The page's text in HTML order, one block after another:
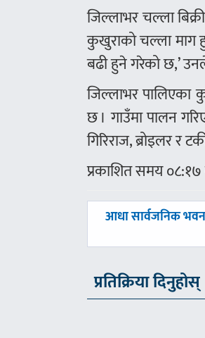
जिल्लाभर चल्ला
कुखुराको चल्ला माग
बढी हुने गरेको छ,’
जिल्लाभर पालिएका
छ । गाउँमा पालन
गिरिराज, ब्रोइलर र
प्रकाशित समय
पछिल्लाे
आधा सार्वजनिक
प्रतिक्रिया दिनुहोस्